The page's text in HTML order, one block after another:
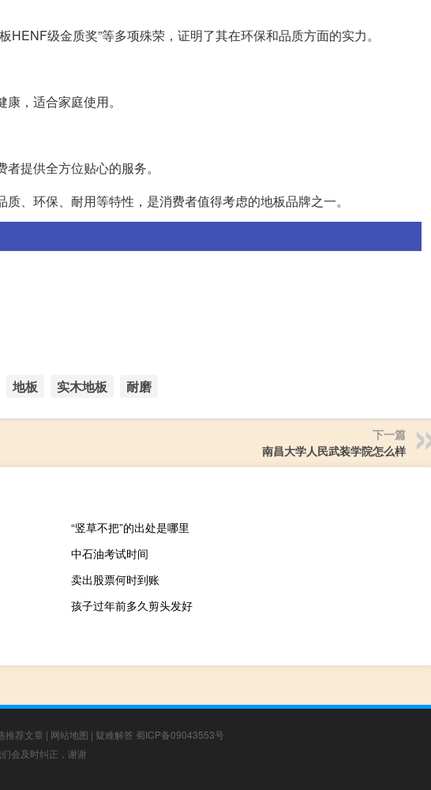
级金质奖”等多项殊荣，证明了其在环保和品质方面的实力。
，适合家庭使用。
提供全方位贴心的服务。
、环保、耐用等特性，是消费者值得考虑的地板品牌之一。
地板 实木地板 耐磨
下一篇
南昌大学人民武装学院怎么样
“竖草不把”的出处是哪里
中石油考试时间
卖出股票何时到账
孩子过年前多久剪头发好
推荐文章 | 网站地图 | 疑难解答 蜀ICP备09043553号
会及时纠正，谢谢